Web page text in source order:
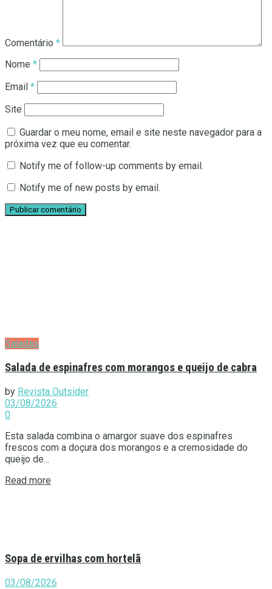
Comentário *
Nome *
Email *
Site
Guardar o meu nome, email e site neste navegador para a
próxima vez que eu comentar.
Notify me of follow-up comments by email.
Notify me of new posts by email.
Saladas
Salada de espinafres com morangos e queijo de cabra
by Revista Outsider
03/08/2026
0
Esta salada combina o amargor suave dos espinafres
frescos com a doçura dos morangos e a cremosidade do
queijo de...
Read more
Sopa de ervilhas com hortelã
03/08/2026